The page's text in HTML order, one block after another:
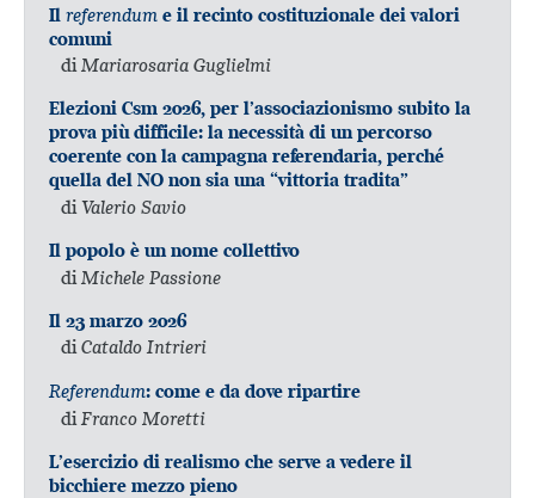
Il referendum e il recinto costituzionale dei valori
comuni
diMariarosaria Guglielmi
Elezioni Csm 2026, per l’associazionismo subito la
prova più difficile: la necessità di un percorso
coerente con la campagna referendaria, perché
quella del NO non sia una “vittoria tradita”
di Valerio Savio
Il popolo è un nome collettivo
di Michele Passione
Il 23 marzo 2026
diCataldo Intrieri
Referendum: come e da dove ripartire
di Franco Moretti
L’esercizio di realismo che serve a vedere il
bicchiere mezzo pieno